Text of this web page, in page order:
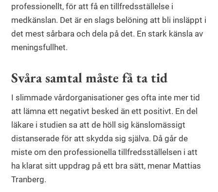
professionellt, för att få en tillfredsställelse i
medkänslan. Det är en slags belöning att bli insläppt i
det mest sårbara och dela på det. En stark känsla av
meningsfullhet.
Svåra samtal måste få ta tid
I slimmade vårdorganisationer ges ofta inte mer tid
att lämna ett negativt besked än ett positivt. En del
läkare i studien sa att de höll sig känslomässigt
distanserade för att skydda sig själva. Då går de
miste om den professionella tillfredsställelsen i att
ha klarat sitt uppdrag på ett bra sätt, menar Mattias
Tranberg.